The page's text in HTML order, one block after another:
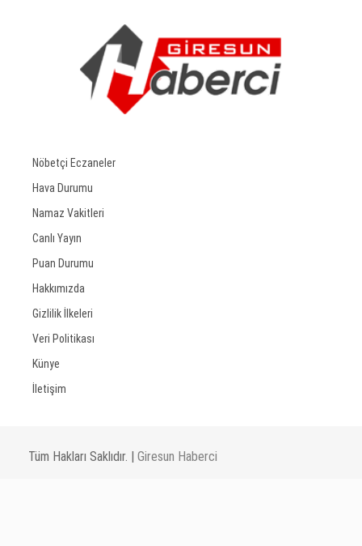
Nöbetçi Eczaneler
Hava Durumu
Namaz Vakitleri
Canlı Yayın
Puan Durumu
Hakkımızda
Gizlilik İlkeleri
Veri Politikası
Künye
İletişim
Tüm Hakları Saklıdır. | Giresun Haberci